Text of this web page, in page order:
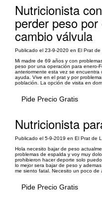
Nutricionista
perder peso
cambio válvula
Publicado el 23-9-2020 en El Prat
Mi madre de 69 años y con
peso por una operación para enero-
anteriormente esta vez se
ayuda. Vive en el prat y por
población. La opción de visita en
Pide Precio Gratis
Nutricionista
Publicado el 5-9-2019 en El Prat de
Hola necesito bajar de peso
problemas de espalda y voy muy
prohibieron hacer deporte solo
lo mejor sera bajar de peso y
me siento fatal. Necesito un poco de
Pide Precio Gratis